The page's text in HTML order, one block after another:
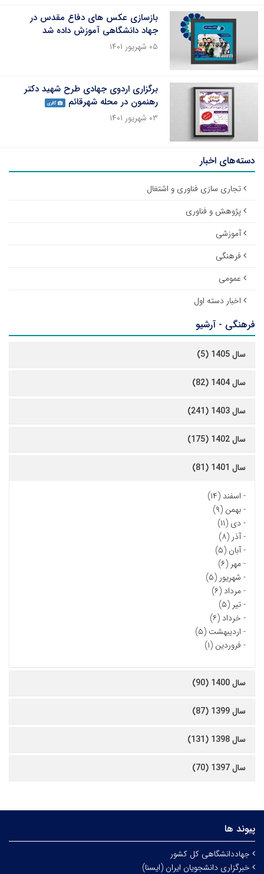
بازسازی عکس های دفاع مقدس در
جهاد دانشگاهی آموزش داده شد
۰۵ شهریور ۱۴۰۱
برگزاری اردوی جهادی طرح شهید دکتر
رهنمون در محله شهرقائم
گالری
۰۳ شهریور ۱۴۰۱
دسته‌های اخبار
تجاری سازی فناوری و اشتغال
پژوهش و فناوری
آموزشی
فرهنگی
عمومی
اخبار دسته اول
فرهنگی - آرشیو
سال 1405 (5)
سال 1404 (82)
سال 1403 (241)
سال 1402 (175)
سال 1401 (81)
- اسفند (۱۴)
-بهمن (۹)
- دی (۱۱)
-آذر (۸)
-آبان (۵)
-مهر (۶)
- شهریور (۵)
-مرداد (۶)
-تیر (۵)
- خرداد (۶)
- اردیبهشت (۵)
- فروردین (۱)
سال 1400 (90)
سال 1399 (87)
سال 1398 (131)
سال 1397 (70)
پیوند ها
جهاددانشگاهی کل کشور
خبرگزاری دانشجویان ایران (ایسنا)